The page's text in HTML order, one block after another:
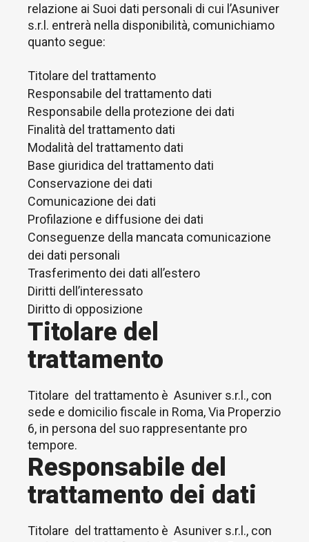
relazione ai Suoi dati personali di cui l’Asuniver
s.r.l. entrerà nella disponibilità, comunichiamo
quanto segue:
Titolare del trattamento
Responsabile del trattamento dati
Responsabile della protezione dei dati
Finalità del trattamento dati
Modalità del trattamento dati
Base giuridica del trattamento dati
Conservazione dei dati
Comunicazione dei dati
Profilazione e diffusione dei dati
Conseguenze della mancata comunicazione
dei dati personali
Trasferimento dei dati all’estero
Diritti dell’interessato
Diritto di opposizione
Titolare del
trattamento
Titolare del trattamento è Asuniver s.r.l., con
sede e domicilio fiscale in Roma, Via Properzio
6, in persona del suo rappresentante pro
tempore.
Responsabile del
trattamento dei dati
Titolare del trattamento è Asuniver s.r.l., con